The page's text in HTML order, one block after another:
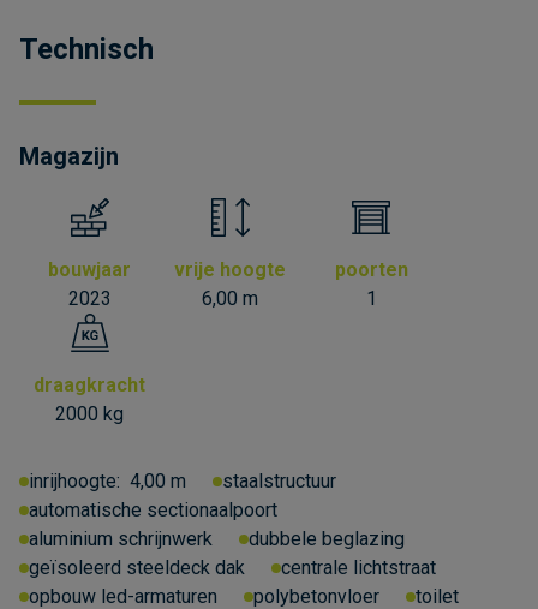
Technisch
Magazijn
bouwjaar
2023
vrije hoogte
6,00 m
poorten
1
draagkracht
2000 kg
inrijhoogte: 4,00 m
staalstructuur
automatische sectionaalpoort
aluminium schrijnwerk
dubbele beglazing
geïsoleerd steeldeck dak
centrale lichtstraat
opbouw led-armaturen
polybetonvloer
toilet